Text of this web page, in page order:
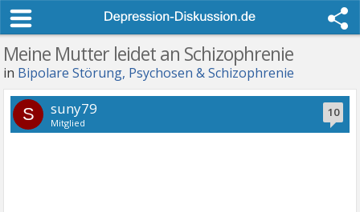
Meine Mutter leidet an Schizophrenie
in Bipolare Störung, Psychosen & Schizophrenie
10
S suny79
Mitglied